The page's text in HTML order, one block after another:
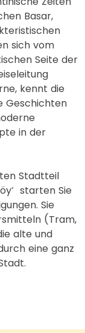
Basar,
sich vom
Seite der
kennt die
Geschichten
in der
Stadtteil
starten Sie
Sie
(Tram,
alte und
eine ganz